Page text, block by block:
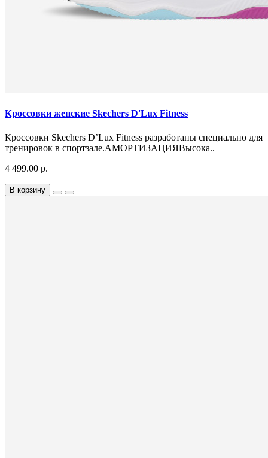
Кроссовки женские Skechers D'Lux Fitness
Кроссовки Skechers D’Lux Fitness разработаны специально для
тренировок в спортзале.АМОРТИЗАЦИЯВысока..
4 499.00 р.
В корзину